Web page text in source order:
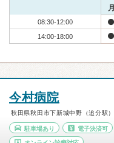
月
08:30-12:00
14:00-18:00
今村病院
秋田県秋田市下新城中野（追分駅）
駐車場あり 電子決済可